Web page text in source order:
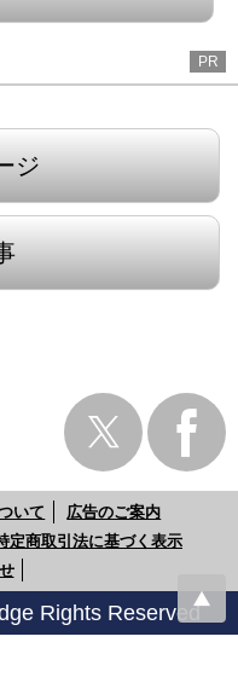
PR
ジ
いて
広告のご案内
定商取引法に基づく表示
Rights Reserved